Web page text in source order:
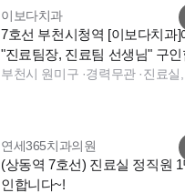
이보다치과
7호선 부천시청역 [이보다치과]
"진료팀장, 진료팀 선생님" 구인
다!
부천시 원미구 ·경력무관·
연세365치과의원
(상동역 7호선) 진료실 정직원
인합니다~!